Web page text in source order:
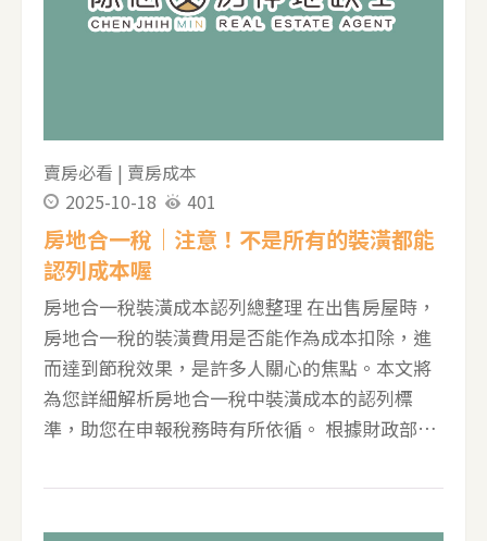
認房子是否靠近山坡、溪谷、擋土牆、邊坡道
部地質調查及礦業管理中心的「地質圖資查
詢」： 地質圖資查詢｜順向坡圖層 簡單查詢方
式：輸入地址 &rarr; 進入圖台 &rarr; 打開圖層
&rarr; 勾選「順向坡」&rarr; 觀察物件附
賣房必看 | 賣房成本
2025-10-18
401
房地合一稅｜注意！不是所有的裝潢都能
認列成本喔
房地合一稅裝潢成本認列總整理 在出售房屋時，
房地合一稅的裝潢費用是否能作為成本扣除，進
而達到節稅效果，是許多人關心的焦點。本文將
為您詳細解析房地合一稅中裝潢成本的認列標
準，助您在申報稅務時有所依循。 根據財政部
裝潢費用若要被認列為可扣除的成本，必須符合